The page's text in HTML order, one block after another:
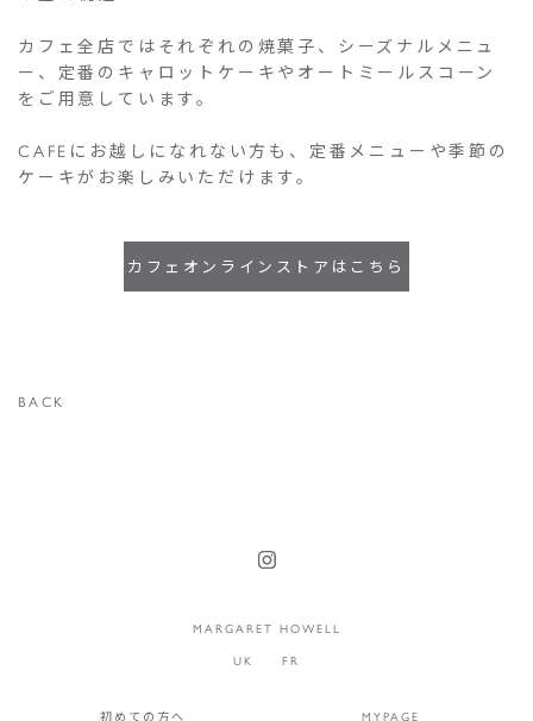
カフェ全店ではそれぞれの焼菓子、シーズナルメニュ
ー、定番のキャロットケーキやオートミールスコーン
をご用意しています。
CAFEにお越しになれない方も、定番メニューや季節の
ケーキがお楽しみいただけます。
カフェオンラインストアはこちら
BACK
MARGARET HOWELL
UK
FR
初めての方へ MYPAGE